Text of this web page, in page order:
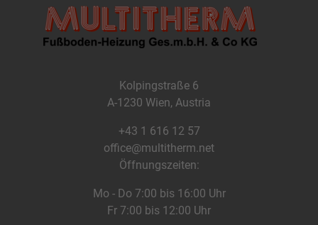
Kolpingstraße 6
A-1230 Wien, Austria
+43 1 616 12 57
office@multitherm.net
Öffnungszeiten:
Mo - Do 7:00 bis 16:00 Uhr
Fr 7:00 bis 12:00 Uhr